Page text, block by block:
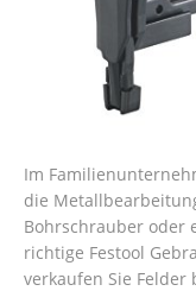
Im
die
Bohrschrauber oder
richtige Festool
verkaufen Sie Felder